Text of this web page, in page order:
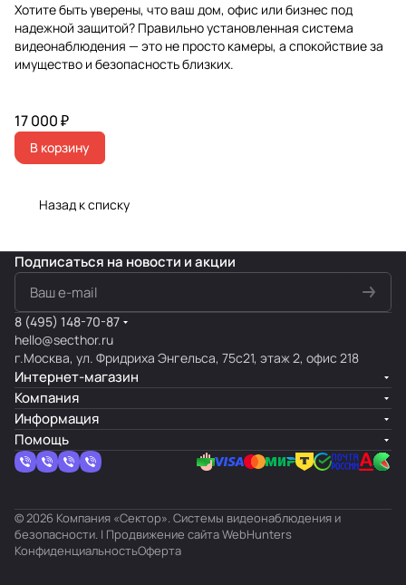
Хотите быть уверены, что ваш дом, офис или бизнес под
надежной защитой? Правильно установленная система
видеонаблюдения — это не просто камеры, а спокойствие за
имущество и безопасность близких.
17 000 ₽
В корзину
Назад к списку
Подписаться на новости и акции
8 (495) 148-70-87
hello@secthor.ru
г.Москва, ул. Фридриха Энгельса, 75с21, этаж 2, офис 218
Интернет-магазин
Компания
Информация
Помощь
© 2026 Компания «Сектор». Системы видеонаблюдения и
безопасности. | Продвижение сайтаWebHunters
КонфиденциальностьОферта